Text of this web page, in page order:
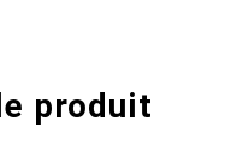
produit